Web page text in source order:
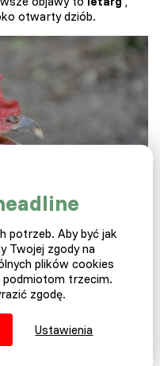
otwarty dziób.
korzystna
znalazły się w
chłodzenia
ogrodowy,który chłodzi i
w obudowie.
potrzeb. Aby być jak
Twojej zgody na
plików cookies
podmiotom trzecim.
zgodę.
Ustawienia